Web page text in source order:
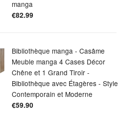
manga
€82.99
Bibliothèque manga - Casâme
Meuble manga 4 Cases Décor
Chêne et 1 Grand Tiroir -
Bibliothèque avec Étagères - Style
Contemporain et Moderne
€59.90